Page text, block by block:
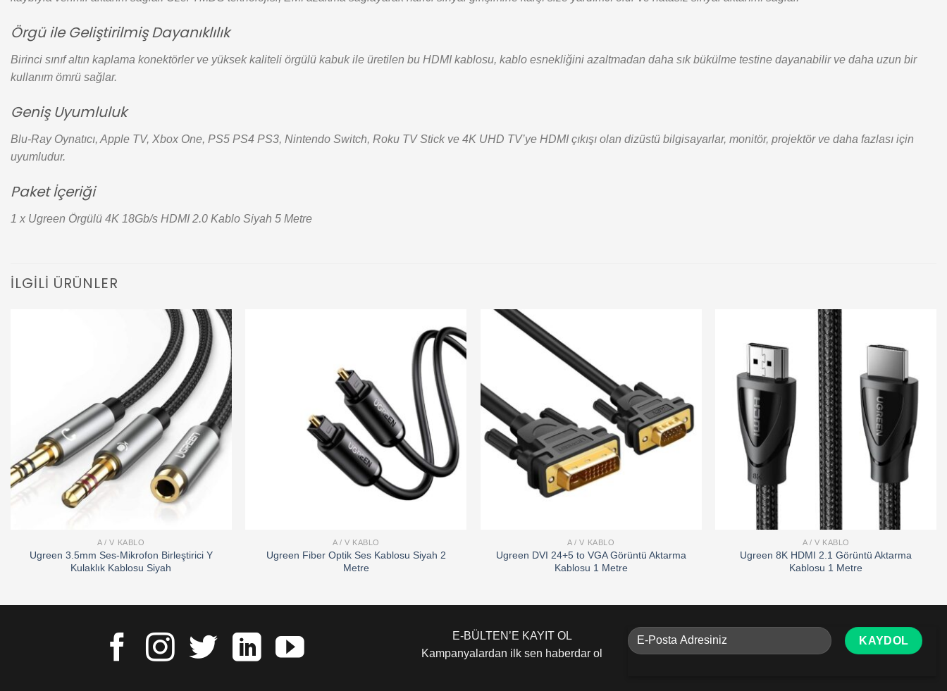
Örgü ile Geliştirilmiş Dayanıklılık
Birinci sınıf altın kaplama konektörler ve yüksek kaliteli örgülü kabuk ile üretilen bu HDMI kablosu, kablo esnekliğini azaltmadan daha sık bükülme testine dayanabilir ve daha uzun bir
kullanım ömrü sağlar.
Geniş Uyumluluk
Blu-Ray Oynatıcı, Apple TV, Xbox One, PS5 PS4 PS3, Nintendo Switch, Roku TV Stick ve 4K UHD TV’ye HDMI çıkışı olan dizüstü bilgisayarlar, monitör, projektör ve daha fazlası için
uyumludur.
Paket İçeriği
1 x Ugreen Örgülü 4K 18Gb/s HDMI 2.0 Kablo Siyah 5 Metre
İLGILI ÜRÜNLER
Add to
wishlist
A / V KABLO
Ugreen 3.5mm Ses-Mikrofon Birleştirici Y
Kulaklık Kablosu Siyah
Add to
wishlist
A / V KABLO
Ugreen Fiber Optik Ses Kablosu Siyah 2
Metre
A / V KABLO
Ugreen DVI 24+5 to VGA Görüntü Aktarma
Kablosu 1 Metre
Add to
A / V KABLO
Ugreen 8K HDMI 2.1 Görüntü Aktarma
Kablosu 1 Metre
E-BÜLTEN’E KAYIT OL
Kampanyalardan ilk sen haberdar ol